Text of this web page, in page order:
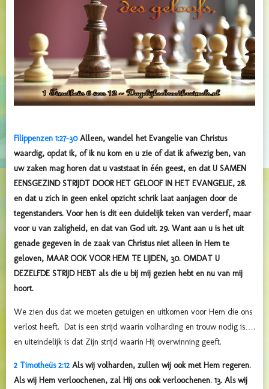
Filippenzen 1:27-30Alleen, wandel het Evangelie van Christus
waardig, opdat ik, of ik nu kom en u zie of dat ik afwezig ben, van
uw zaken mag horen dat u vaststaat in één geest, en dat U SAMEN
EENSGEZIND STRIJDT DOOR HET GELOOF IN HET EVANGELIE, 28.
en dat u zich in geen enkel opzicht schrik laat aanjagen door de
tegenstanders. Voor hen is dit een duidelijk teken van verderf, maar
voor u van zaligheid, en dat van God uit. 29. Want aan u is het uit
genade gegeven in de zaak van Christus niet alleen in Hem te
geloven, MAAR OOK VOOR HEM TE LIJDEN, 30. OMDAT U
DEZELFDE STRIJD HEBT als die u bij mij gezien hebt en nu van mij
hoort.
We zien dus dat we moeten getuigen en uitkomen voor Hem die ons
verlost heeft. Dat is een strijd waarin volharding en trouw nodig is….
en uiteindelijk is dat Zijn strijd waarin Hij overwinning geeft.
2 Timotheüs 2:12 Als wij volharden, zullen wij ook met Hem regeren.
Als wij Hem verloochenen, zal Hij ons ook verloochenen. 13. Als wij